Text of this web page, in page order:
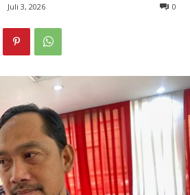
Juli 3, 2026 0